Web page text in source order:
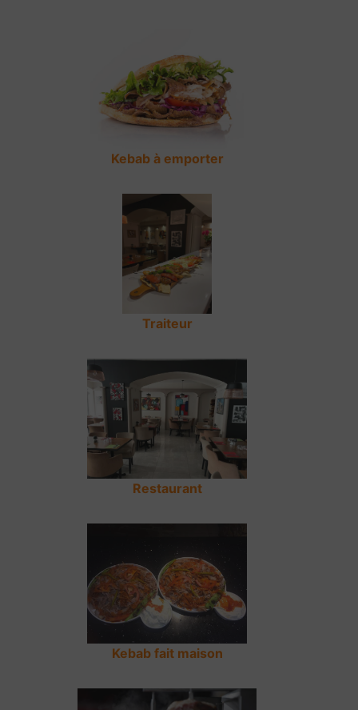
Kebab à emporter
Traiteur
Restaurant
Kebab fait maison